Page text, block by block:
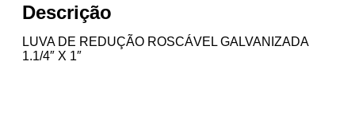
Descrição
LUVA DE REDUÇÃO ROSCÁVEL GALVANIZADA
1.1/4″ X 1″